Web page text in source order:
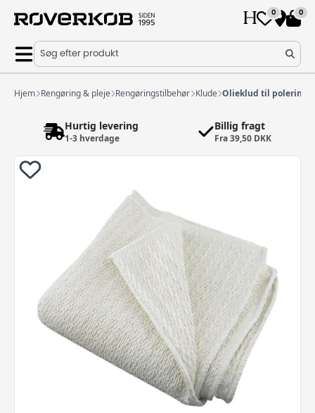
0 0
Søg efter produkt
Hjem Rengøring & pleje Rengøringstilbehør Klude Olieklud til polering
Hurtig levering
1-3 hverdage
Billig fragt
Fra 39,50 DKK